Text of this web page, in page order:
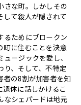
さな町。しかしその
して殺人が隠されて
るためにブロークン
町に住むことを決意
ージックを愛し、
り、そして、不特定
者の8割が加害者を知
遺体に話しかけるこ
なシェパードは地元